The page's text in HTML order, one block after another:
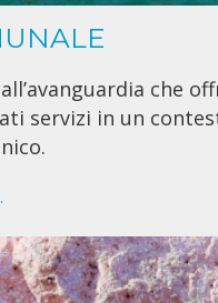
che
servizi in un